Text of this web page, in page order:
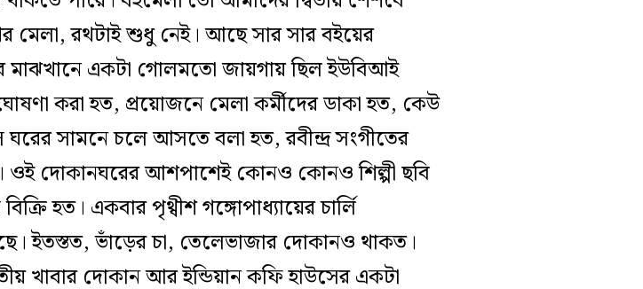
মেলা, রথটাই শুধু নেই। আছে সার সার বইয়ের
মাঝখানে একটা গোলমতো জায়গায় ছিল ইউবিআই
করা হত, প্রয়োজনে মেলা কর্মীদের ডাকা হত, কেউ
সামনে চলে আসতে বলা হত, রবীন্দ্র সংগীতের
ওই দোকানঘরের আশপাশেই কোনও কোনও শিল্পী ছবি
হত। একবার পৃথ্বীশ গঙ্গোপাধ্যায়ের চার্লি
ইতস্তত, ভাঁড়ের চা, তেলেভাজার দোকানও থাকত।
খাবার দোকান আর ইন্ডিয়ান কফি হাউসের একটা